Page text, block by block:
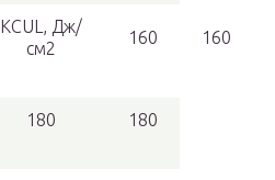
KCUL, Дж/
см2
160 160
180 180